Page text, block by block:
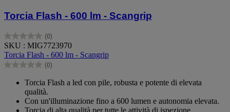
Torcia Flash - 600 lm - Scangrip
(0)
0.0
su
5
stelle.
SKU : MIG7723970
Torcia Flash - 600 lm - Scangrip
(0)
0.0
Torcia Flash a led con pile, robusta e potente di elevata
qualità.
Con un'illuminazione fino a 600 lumen e autonomia elevata.